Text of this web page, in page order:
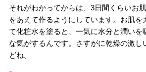
それがわかってからは、3日間くらいお
をあえて作るようにしています。お肌を
て化粧水を塗ると、一気に水分と潤いを
な気がするんです。さすがに乾燥の激し
どね。